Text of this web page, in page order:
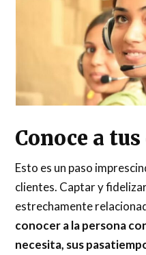
Conoce a
Esto es un paso
clientes. Captar y
estrechamente
conocer a la persona
necesita, sus